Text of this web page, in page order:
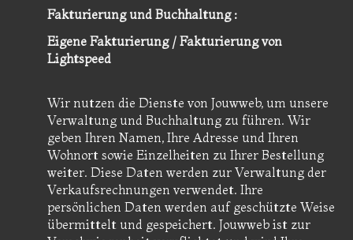
Fakturierung und Buchhaltung :
Eigene Fakturierung / Fakturierung von
Lightspeed
Wir nutzen die Dienste von Jouwweb, um unsere
Verwaltung und Buchhaltung zu führen. Wir
geben Ihren Namen, Ihre Adresse und Ihren
Wohnort sowie Einzelheiten zu Ihrer Bestellung
weiter. Diese Daten werden zur Verwaltung der
Verkaufsrechnungen verwendet. Ihre
persönlichen Daten werden auf geschützte Weise
übermittelt und gespeichert. Jouwweb ist zur